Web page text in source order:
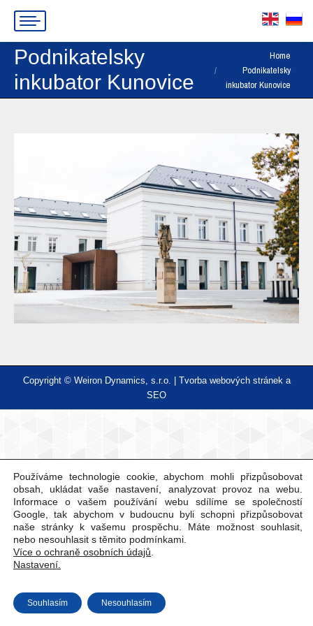
Podnikatelsky
inkubator Kunovice
You are here:Home
Podnikatelsky
inkubator Kunovice
Copyright © Weiron Dynamics, s.r.o. | Tvorba webových stránek a
SEO
Používáme technologie cookie, abychom mohli přizpůsobovat
obsah, ukládat vaše nastavení, analyzovat provoz na webu.
Informace o vašem používání webu sdílíme se společností
Google, tak abychom v budoucnu byli schopni přizpůsobovat
naše stránky k vašemu prospěchu. Máte možnost souhlasit,
nebo nesouhlasit s těmito podmínkami.
Více o ochraně osobních údajů
Nastavení.
Souhlasím Nesouhlasím